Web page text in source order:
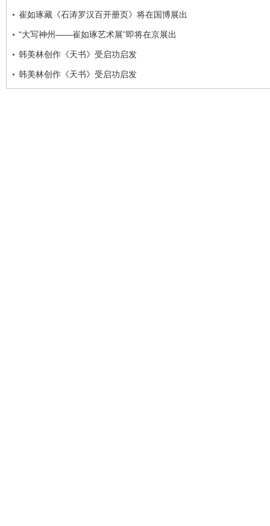
崔如琢藏《石涛罗汉百开册页》将在国博展出
“大写神州——崔如琢艺术展”即将在京展出
韩美林创作《天书》受启功启发
韩美林创作《天书》受启功启发